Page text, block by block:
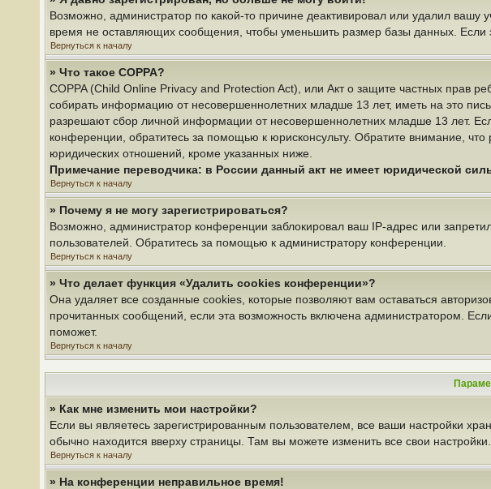
Возможно, администратор по какой-то причине деактивировал или удалил
время не оставляющих сообщения, чтобы уменьшить размер базы данных. Если
Вернуться к началу
» Что такое COPPA?
COPPA (Child Online Privacy and Protection Act), или Акт о защите частных прав
собирать информацию от несовершеннолетних младше 13 лет, иметь на это
разрешают сбор личной информации от несовершеннолетних младше 13 лет.
конференции, обратитесь за помощью к юрисконсульту. Обратите внимание,
юридических отношений, кроме указанных ниже.
Примечание переводчика: в России данный акт не имеет юридической
Вернуться к началу
» Почему я не могу зарегистрироваться?
Возможно, администратор конференции заблокировал ваш IP-адрес или
пользователей. Обратитесь за помощью к администратору конференции.
Вернуться к началу
» Что делает функция «Удалить cookies конференции»?
Она удаляет все созданные cookies, которые позволяют вам оставаться
прочитанных сообщений, если эта возможность включена администратором.
поможет.
Вернуться к началу
» Как мне изменить мои настройки?
Если вы являетесь зарегистрированным пользователем, все ваши настройки
обычно находится вверху страницы. Там вы можете изменить все свои настройки.
Вернуться к началу
» На конференции неправильное время!